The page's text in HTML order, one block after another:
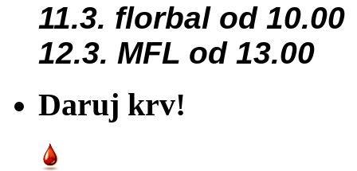
11.3. florbal od 10.00
12.3. MFL od 13.00
Daruj krv!